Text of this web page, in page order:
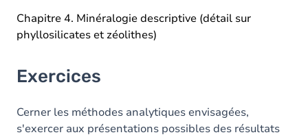
Chapitre 4. Minéralogie descriptive (détail sur
phyllosilicates et zéolithes)
Exercices
Cerner les méthodes analytiques envisagées,
s'exercer aux présentations possibles des résultats